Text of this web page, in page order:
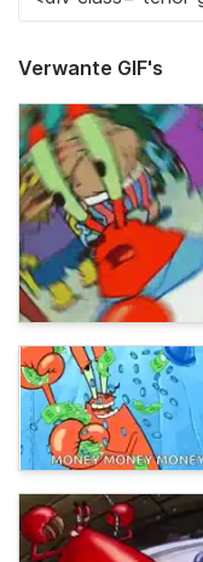
Verwante GIF's